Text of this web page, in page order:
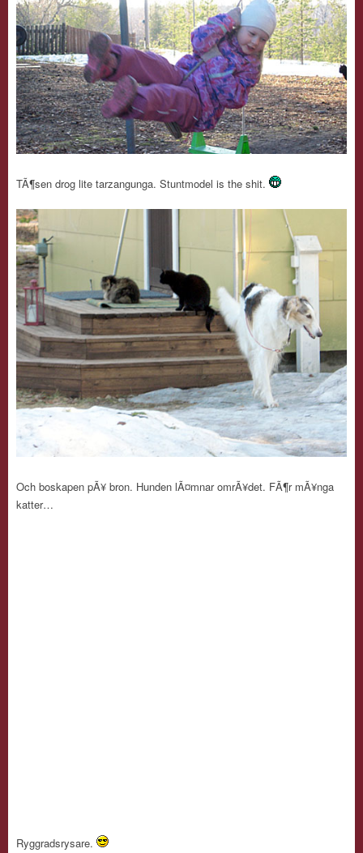
TÃ¶sen drog lite tarzangunga. Stuntmodel is the shit.
Och boskapen pÃ¥ bron. Hunden lÃ¤mnar omrÃ¥det. FÃ¶r mÃ¥nga
katter…
Ryggradsrysare.